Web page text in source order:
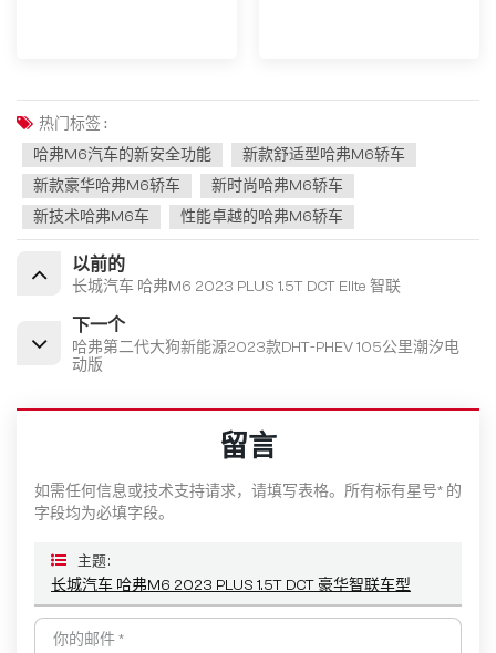
热门标签 :
哈弗M6汽车的新安全功能
新款舒适型哈弗M6轿车
新款豪华哈弗M6轿车
新时尚哈弗M6轿车
新技术哈弗M6车
性能卓越的哈弗M6轿车
以前的
长城汽车 哈弗M6 2023 PLUS 1.5T DCT Elite 智联
下一个
哈弗第二代大狗新能源2023款DHT-PHEV 105公里潮汐电
动版
留言
如需任何信息或技术支持请求，请填写表格。所有标有星号* 的
字段均为必填字段。
主题 :
长城汽车 哈弗M6 2023 PLUS 1.5T DCT 豪华智联车型